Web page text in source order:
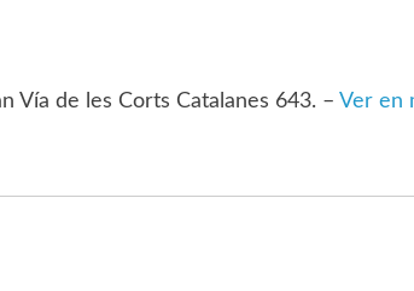
Vía de les Corts Catalanes 643. – Ver en